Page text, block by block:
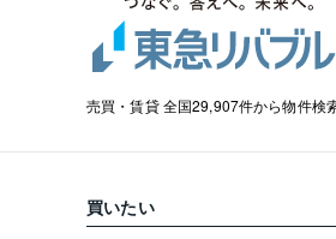
売買・賃貸 全国29,907件から物件検
買いたい